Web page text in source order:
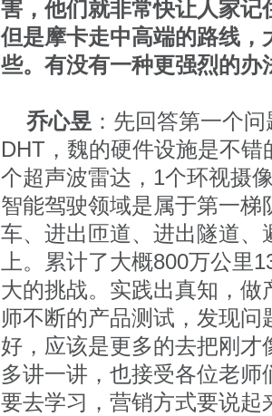
害，他们就非常快让人家
但是摩卡走中高端的路线
些。有没有一种更强烈的
乔心昱 ：先回答第一个
DHT，魏的硬件设施是不
个超声波雷达，1个环视摄
智能驾驶领域是属于第一
车、进出匝道、进出隧道
上。累计了大概800万公里
大的挑战。实践出真知，
师不断的产品测试，发现
好，应该是更多的去把刚
多讲一讲，也接受各位老
要去学习，营销方式要说